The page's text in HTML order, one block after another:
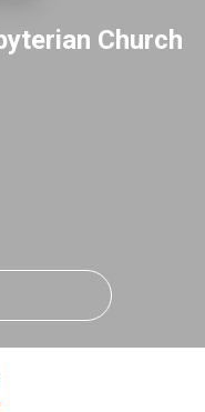
Church